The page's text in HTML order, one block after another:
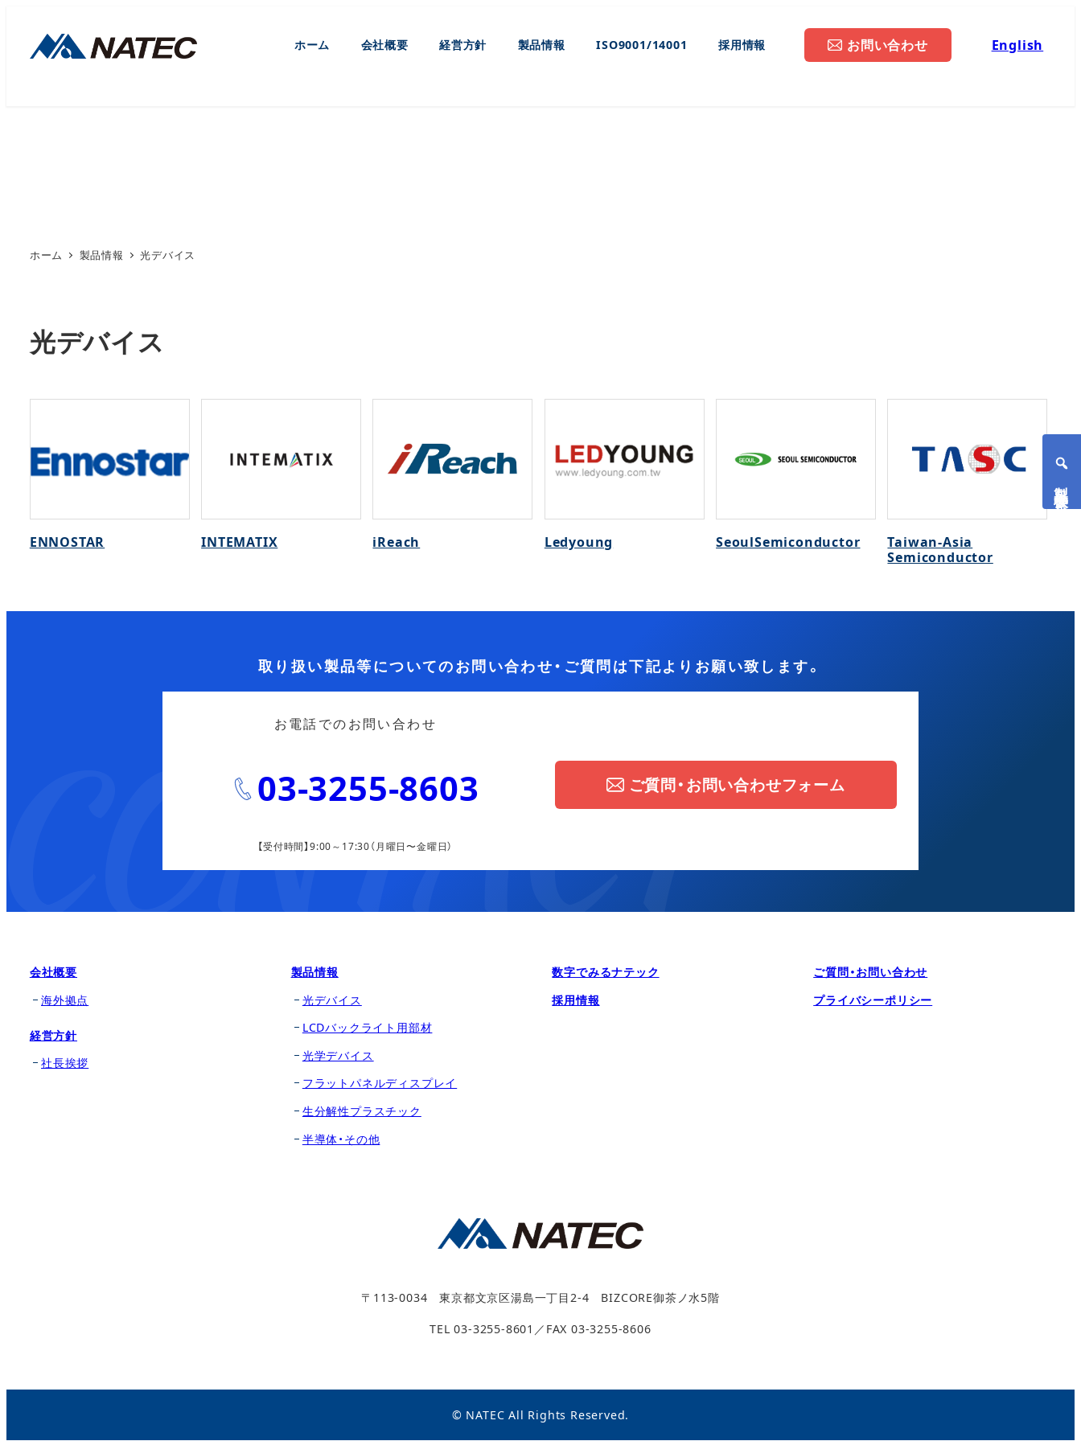
ホーム 会社概要 経営方針 製品情報 ISO9001/14001 採用情報 お問い合わせ English
ホーム 製品情報 光デバイス
光デバイス
ENNOSTAR INTEMATIX iReach Ledyoung SeoulSemiconductor
Taiwan-Asia
Semiconductor
取り扱い製品等についてのお問い合わせ・ご質問は下記よりお願い致します。
お電話でのお問い合わせ
03-3255-8603
【受付時間】9:00～17:30（月曜日〜金曜日）
ご質問・お問い合わせフォーム
会社概要
海外拠点
経営方針
社長挨拶
製品情報
光デバイス
LCDバックライト用部材
光学デバイス
フラットパネルディスプレイ
生分解性プラスチック
半導体・その他
数字でみるナテック
採用情報
ご質問・お問い合わせ
プライバシーポリシー
〒113-0034東京都文京区湯島一丁目2-4 BIZCORE御茶ノ水5階
TEL 03-3255-8601／FAX 03-3255-8606
© NATEC All Rights Reserved.